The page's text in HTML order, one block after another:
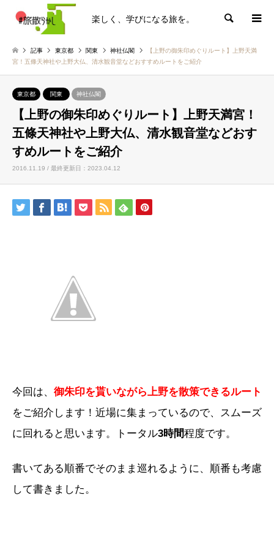
楽しく、学びになる旅を。 検索
記事 東京都 関東 神社仏閣
【上野の御朱印めぐりルート】上野天満
宮！五條天神社や上野大仏、清水観音堂などおすすめルートをご紹介
東京都 関東 神社仏閣
【上野の御朱印めぐりルート】上野天満宮！
五條天神社や上野大仏、清水観音堂などおす
すめルートをご紹介
2016.11.19 / 最終更新日：2023.04.12
今回は、 御朱印を貰いながら上野を散策できるルート
をご紹介します！近場に集まっているので、スムーズ
に回れると思います。トータル3時間程度です。
書いてある順番でそのまま巡れるように、順番も考慮
して書きました。